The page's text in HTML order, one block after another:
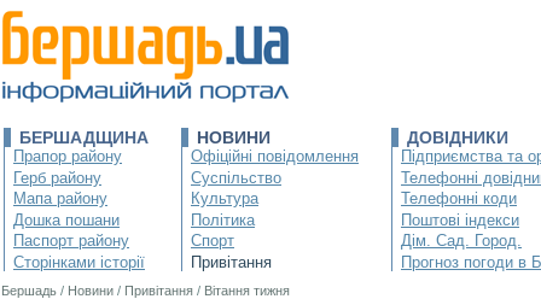
БЕРШАДЩИНА
Прапор району
Герб району
Мапа району
Дошка пошани
Паспорт району
Сторінками історії
НОВИНИ
Офіційні повідомлення
Суспільство
Культура
Політика
Спорт
Привітання
ДОВІДНИКИ
Підприємства та
Телефонні
Телефонні коди
Поштові індекси
Дім. Сад. Город.
Прогноз погоди в
Бершадь / Новини / Привітання / Вітання тижня